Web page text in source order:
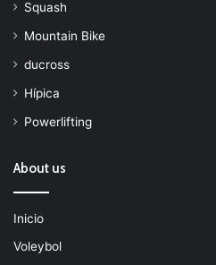
Squash
Mountain Bike
ducross
Hípica
Powerlifting
About us
Inicio
Voleybol